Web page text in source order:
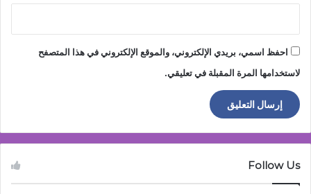
احفظ اسمي، بريدي الإلكتروني، والموقع الإلكتروني في هذا المتصفح
لاستخدامها المرة المقبلة في تعليقي.
Follow Us